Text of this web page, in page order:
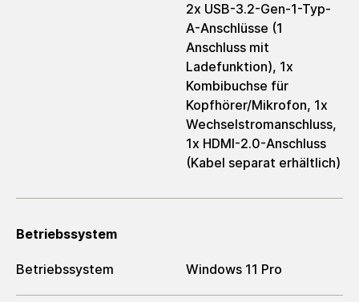
2x USB-3.2-Gen-1-Typ-
A-Anschlüsse (1
Anschluss mit
Ladefunktion), 1x
Kombibuchse für
Kopfhörer/Mikrofon, 1x
Wechselstromanschluss,
1x HDMI-2.0-Anschluss
(Kabel separat erhältlich)
Betriebssystem
Betriebssystem Windows 11 Pro